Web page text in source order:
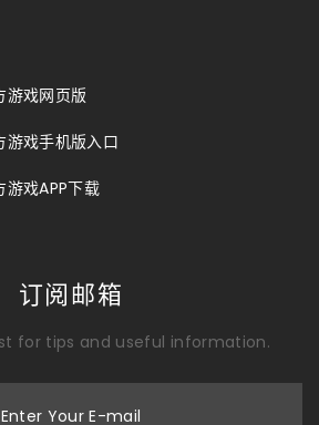
游戏网页版
游戏手机版入口
戏APP下载
订阅邮箱
for tips and useful information.
Enter Your E-mail